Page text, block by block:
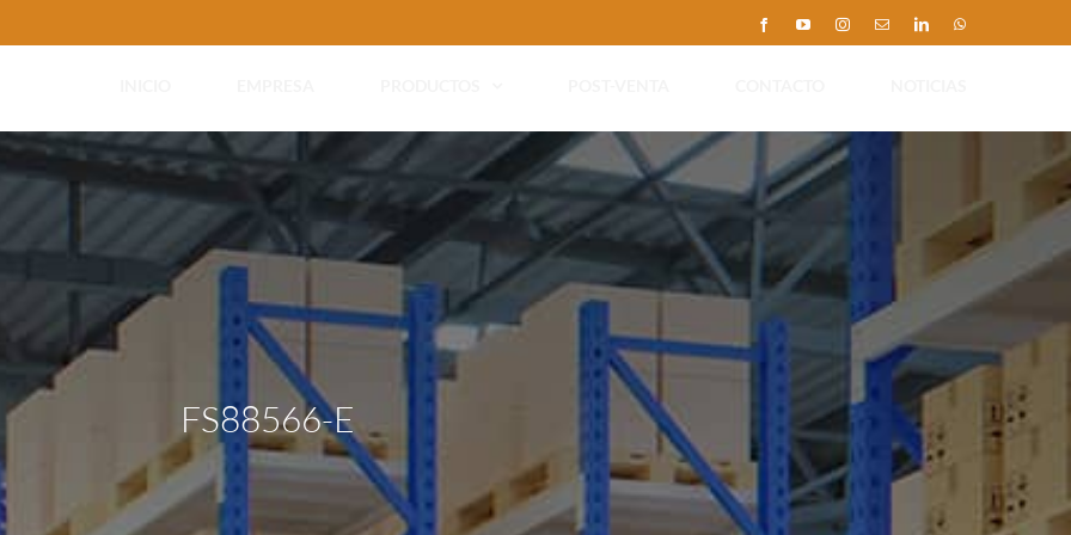
FacebookYouTubeInstagram
Correo
electrónico
LinkedIn
FS88566-E